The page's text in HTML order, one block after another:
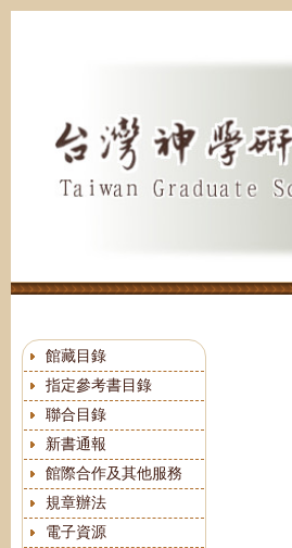
跳
館藏目錄
指定參考書目錄
聯合目錄
新書通報
館際合作及其他服務
規章辦法
電子資源